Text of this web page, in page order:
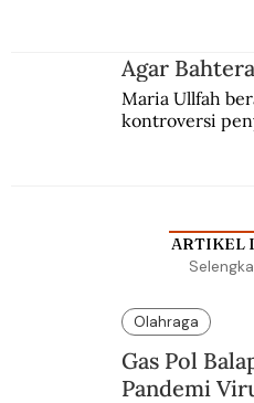
Agar
Maria Ullfah
kontroversi
ARTIKEL
Olahraga
Gas Pol
Pandemi